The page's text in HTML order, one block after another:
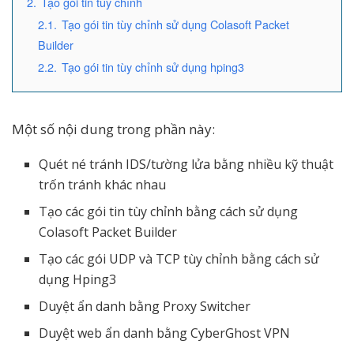
2.1. Tạo gói tin tùy chỉnh sử dụng Colasoft Packet
Builder
2.2. Tạo gói tin tùy chỉnh sử dụng hping3
Một số nội dung trong phần này:
Quét né tránh IDS/tường lửa bằng nhiều kỹ thuật
trốn tránh khác nhau
Tạo các gói tin tùy chỉnh bằng cách sử dụng
Colasoft Packet Builder
Tạo các gói UDP và TCP tùy chỉnh bằng cách sử
dụng Hping3
Duyệt ẩn danh bằng Proxy Switcher
Duyệt web ẩn danh bằng CyberGhost VPN